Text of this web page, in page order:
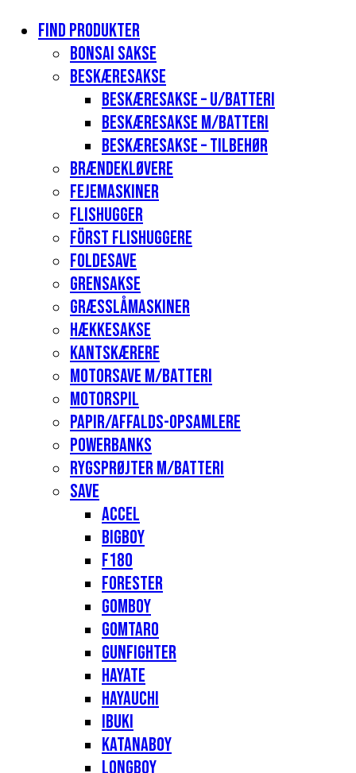
Find produkter
Bonsai sakse
Beskæresakse
Beskæresakse – u/batteri
Beskæresakse m/batteri
Beskæresakse – tilbehør
Brændekløvere
Fejemaskiner
Flishugger
Först flishuggere
Foldesave
Grensakse
Græsslåmaskiner
Hækkesakse
Kantskærere
Motorsave m/batteri
Motorspil
Papir/affalds-opsamlere
Powerbanks
Rygsprøjter m/batteri
Save
Accel
Bigboy
F180
Forester
Gomboy
Gomtaro
Gunfighter
Hayate
Hayauchi
Ibuki
Katanaboy
Longboy